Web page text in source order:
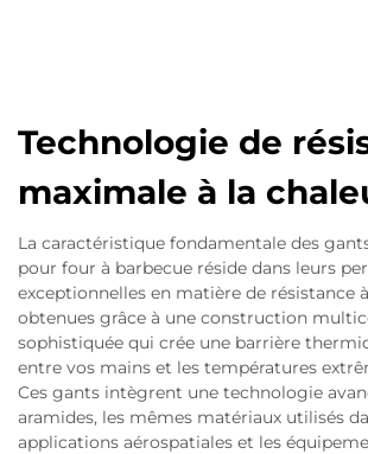
Technologie de
maximale à la
La caractéristique fondamentale des
pour four à barbecue réside dans leurs
exceptionnelles en matière de résistance
obtenues grâce à une construction
sophistiquée qui crée une barrière
entre vos mains et les températures
Ces gants intègrent une technologie
aramides, les mêmes matériaux utilisés
applications aérospatiales et les